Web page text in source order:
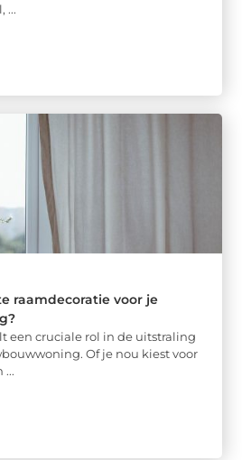
...
raamdecoratie voor je
een cruciale rol in de uitstraling
Of je nou kiest voor
...